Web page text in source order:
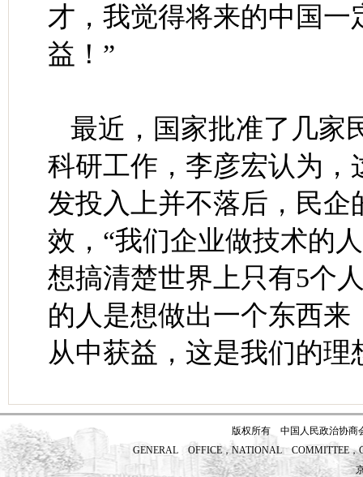
才，我觉得将来的中国
益！”
最近，国家批准了几家
科研工作，李彦宏认为
发投入上并不落后，民
效，“我们企业做技术的
想搞清楚世界上只有5个
的人是想做出一个东西来
从中获益，这是我们的理
版权所有 中国人民政治协商
GENERAL OFFICE，NATIONAL COMMITTEE，